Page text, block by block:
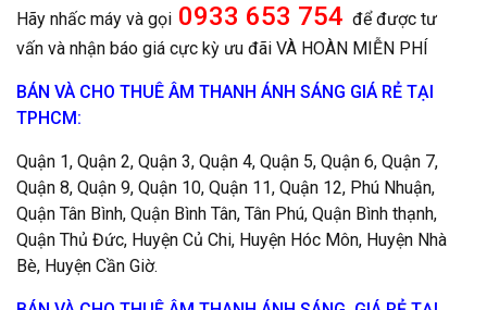
Hãy nhấc máy và gọi 0933 653 754 để được tư
vấn và nhận báo giá cực kỳ ưu đãi VÀ HOÀN MIỄN PHÍ
BÁN VÀ CHO THUÊ ÂM THANH ÁNH SÁNG GIÁ RẺ TẠI
TPHCM:
Quận 1, Quận 2, Quận 3, Quận 4, Quận 5, Quận 6, Quận 7,
Quận 8, Quận 9, Quận 10, Quận 11, Quận 12, Phú Nhuận,
Quận Tân Bình, Quận Bình Tân, Tân Phú, Quận Bình thạnh,
Quận Thủ Đức, Huyện Củ Chi, Huyện Hóc Môn, Huyện Nhà
Bè, Huyện Cần Giờ.